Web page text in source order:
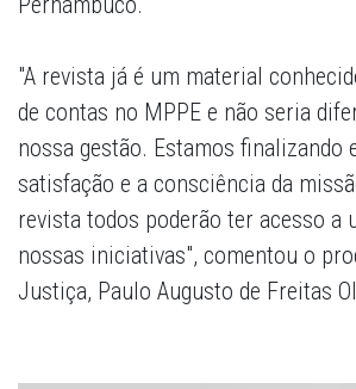
"A revista já é um material
de contas no MPPE e não seria
nossa gestão. Estamos finalizando
satisfação e a consciência da
revista todos poderão ter acesso a
nossas iniciativas", comentou o
Justiça, Paulo Augusto de Freitas